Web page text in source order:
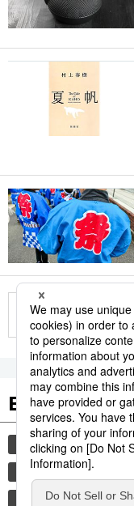
Etiquetas
cultura
comida
costumbres